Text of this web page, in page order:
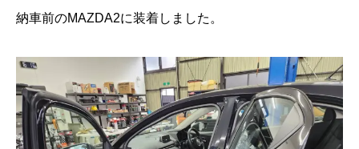
納車前のMAZDA2に装着しました。